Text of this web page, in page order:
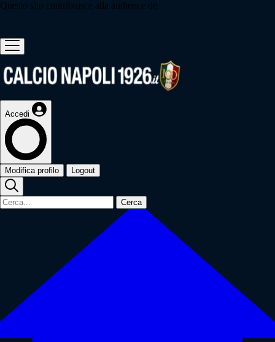
Questo sito contribuisce alla audience de
Accedi
Modifica profilo Logout
Cerca